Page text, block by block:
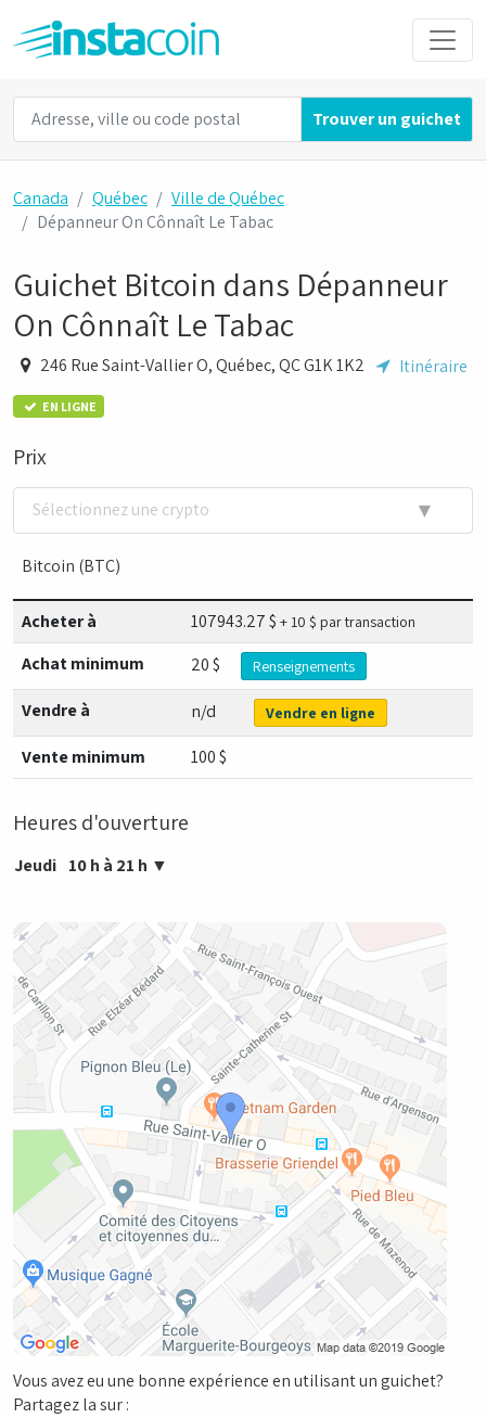
Trouver un guichet
Canada Québec
Ville de Québec
Dépanneur On Cônnaît Le Tabac
Guichet Bitcoin dans Dépanneur
On Cônnaît Le Tabac
246 Rue Saint-Vallier O, Québec, QC G1K 1K2 Itinéraire
EN LIGNE
Prix
▼
Sélectionnez une crypto
Bitcoin (BTC)
Acheter à 107943.27$ + 10 $ par transaction
Achat minimum 20 $ Renseignements
Vendre à n/d Vendre en ligne
Vente minimum 100 $
Heures d'ouverture
Jeudi 10 h à 21 h ▼
Vous avez eu une bonne expérience en utilisant un guichet?
Partagez la sur :